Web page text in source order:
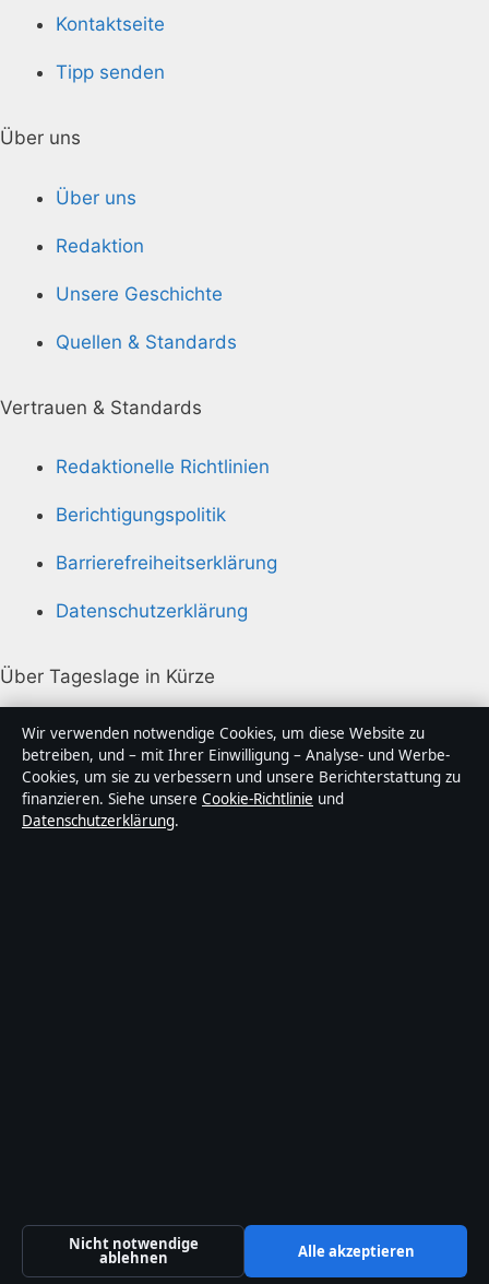
Kontaktseite
Tipp senden
Über uns
Über uns
Redaktion
Unsere Geschichte
Quellen & Standards
Vertrauen & Standards
Redaktionelle Richtlinien
Berichtigungspolitik
Barrierefreiheitserklärung
Datenschutzerklärung
Über Tageslage in Kürze
Tageslage ist ein unabhängiger digitaler
Nachrichtenanbieter mit Fokus auf Politik, Wirtschaft,
Technik und Gesellschaft in Deutschland. Jeder Artikel
trägt eine Byline, wird von einem Redakteur geprüft
und vor der Veröffentlichung faktengecheckt.
Wir verwenden notwendige Cookies, um diese Website zu
betreiben, und – mit Ihrer Einwilligung – Analyse- und Werbe-
Cookies, um sie zu verbessern und unsere Berichterstattung zu
finanzieren. Siehe unsere Cookie-Richtlinie und
Datenschutzerklärung.
Nicht notwendige
ablehnen Alle akzeptieren